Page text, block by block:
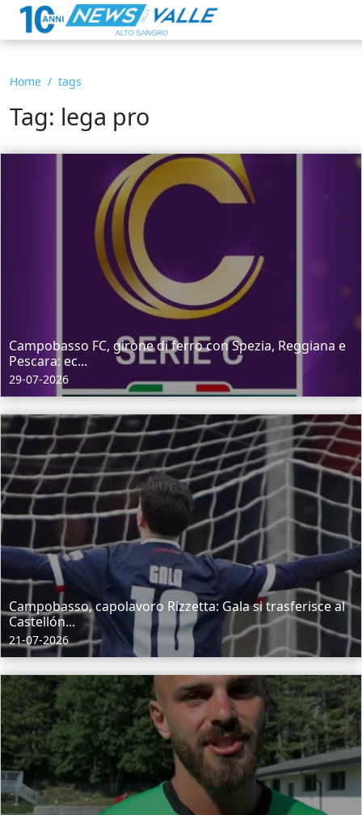
Home tags
Tag: lega pro
Campobasso FC, girone di ferro con Spezia, Reggiana e
Pescara: ec...
29-07-2026
Campobasso, capolavoro Rizzetta: Gala si trasferisce al
Castellón...
21-07-2026